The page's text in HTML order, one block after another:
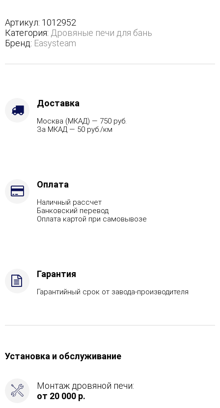
полноценном
наборном
кожухе
-
Комплектация
Марка
стали
Артикул: 1012952
Категория: Дровяные печи для бань
Бренд: Easysteam
Доставка
Москва (МКАД) — 750 руб.
За МКАД — 50 руб./км
Оплата
Наличный рассчет
Банковский перевод
Оплата картой при самовывозе
Гарантия
Гарантийный срок от завода-производителя
Установка и обслуживание
Монтаж дровяной печи:
от 20 000 р.